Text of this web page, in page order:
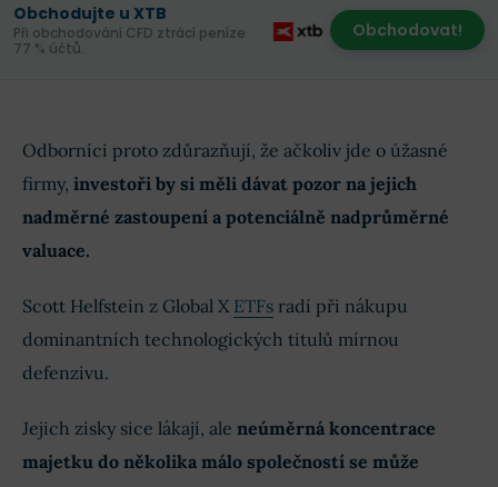
Obchodujte u XTB
Při obchodování CFD ztrácí peníze
77 % účtů.
Obchodovat!
Odborníci proto zdůrazňují, že ačkoliv jde o úžasné
firmy, investoři by si měli dávat pozor na jejich
nadměrné zastoupení a potenciálně nadprůměrné
valuace.
Scott Helfstein z Global X ETFs radí při nákupu
dominantních technologických titulů mírnou
defenzivu.
Jejich zisky sice lákají, ale neúměrná koncentrace
majetku do několika málo společností se může